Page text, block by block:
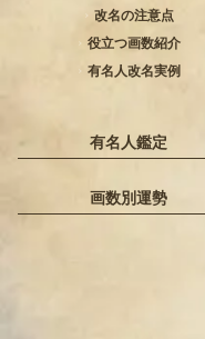
改名の注意点
役立つ画数紹介
有名人改名実例
有名人鑑定
画数別運勢